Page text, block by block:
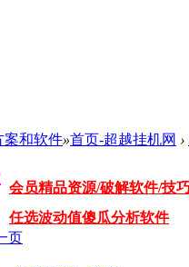
案和软件»首页-超越挂机网 ›
会员精品资源/破解软件/技
任选波动值傻瓜分析软件
页